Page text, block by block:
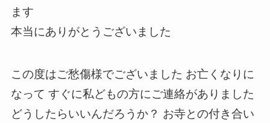
ます
本当にありがとうございました
この度はご愁傷様でございました お亡くなりに
なって すぐに私どもの方にご連絡がありました
どうしたらいいんだろうか？ お寺との付き合い